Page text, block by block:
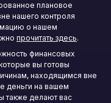
плановое
нашего контроля
о нашем
прочитать здесь.
финансовых
вы готовы
находящимся вне
деньги на вашем
также делают вас